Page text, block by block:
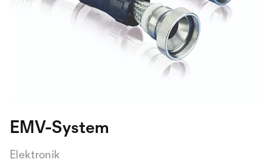
EMV-System
Elektronik